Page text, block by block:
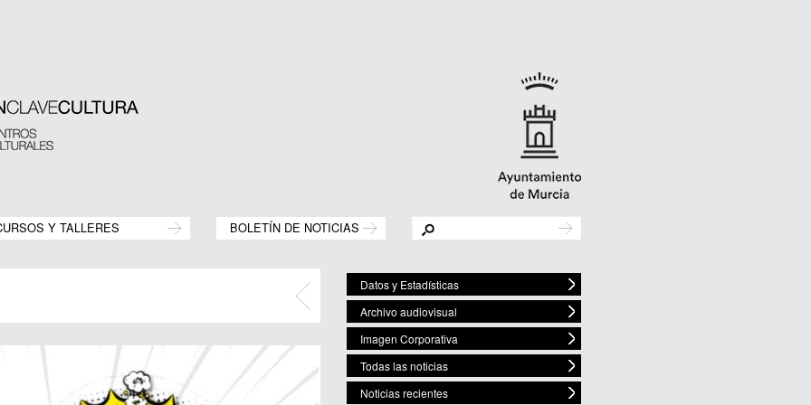
Y TALLERES BOLETÍN DE NOTICIAS
Datos y Estadísticas
Archivo audiovisual
Imagen Corporativa
Todas las noticias
Noticias recientes